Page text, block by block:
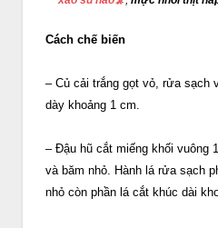
Cách chế biến
– Củ cải trắng gọt vỏ, rửa sạch
dày khoảng 1 cm.
– Đậu hũ cắt miếng khối vuông
và băm nhỏ. Hành lá rửa sạch
nhỏ còn phần lá cắt khúc dài